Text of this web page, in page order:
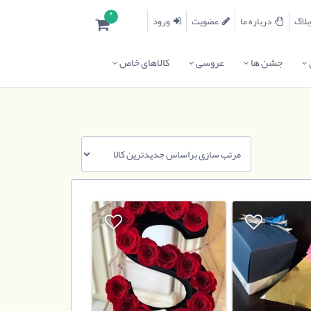
0 ورود عضویت درباره ما
جشن ها عروسی کالاهای خاص